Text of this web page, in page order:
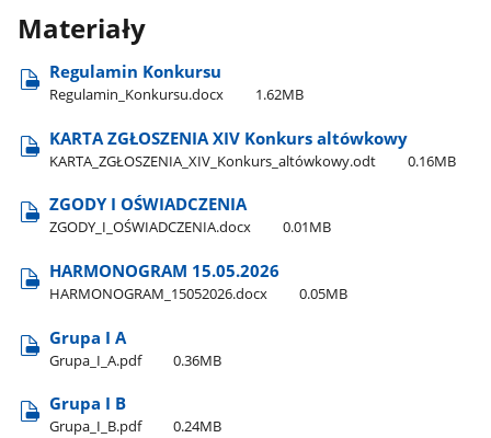
Materiały
Regulamin Konkursu
Regulamin​_Konkursu.docx 1.62MB
KARTA ZGŁOSZENIA XIV Konkurs altówkowy
KARTA​_ZGŁOSZENIA​_XIV​_Konkurs​_altówkowy.odt 0.16MB
ZGODY I OŚWIADCZENIA
ZGODY​_I​_OŚWIADCZENIA.docx 0.01MB
HARMONOGRAM 15.05.2026
HARMONOGRAM​_15052026.docx 0.05MB
Grupa I A
Grupa​_I​_A.pdf 0.36MB
Grupa I B
Grupa​_I​_B.pdf 0.24MB